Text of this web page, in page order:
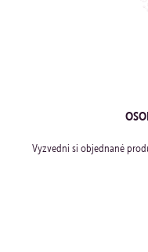
Vyzvedni si objednané